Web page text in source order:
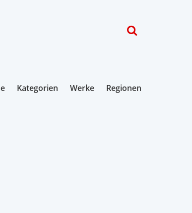
Kategorien Werke Regionen